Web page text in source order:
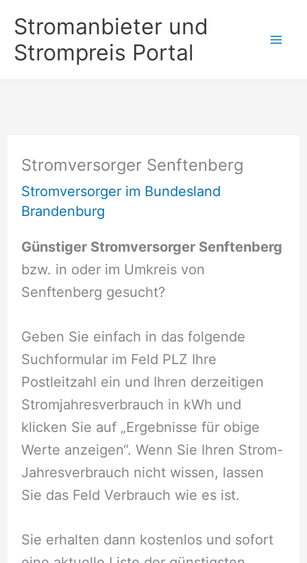
Inhalt
springen
Stromanbieter und
Strompreis Portal
Stromversorger Senftenberg
Stromversorger im Bundesland
Brandenburg
Günstiger Stromversorger Senftenberg
bzw. in oder im Umkreis von
Senftenberg gesucht?
Geben Sie einfach in das folgende
Suchformular im Feld PLZ Ihre
Postleitzahl ein und Ihren derzeitigen
Stromjahresverbrauch in kWh und
klicken Sie auf „Ergebnisse für obige
Werte anzeigen“. Wenn Sie Ihren Strom-
Jahresverbrauch nicht wissen, lassen
Sie das Feld Verbrauch wie es ist.
Sie erhalten dann kostenlos und sofort